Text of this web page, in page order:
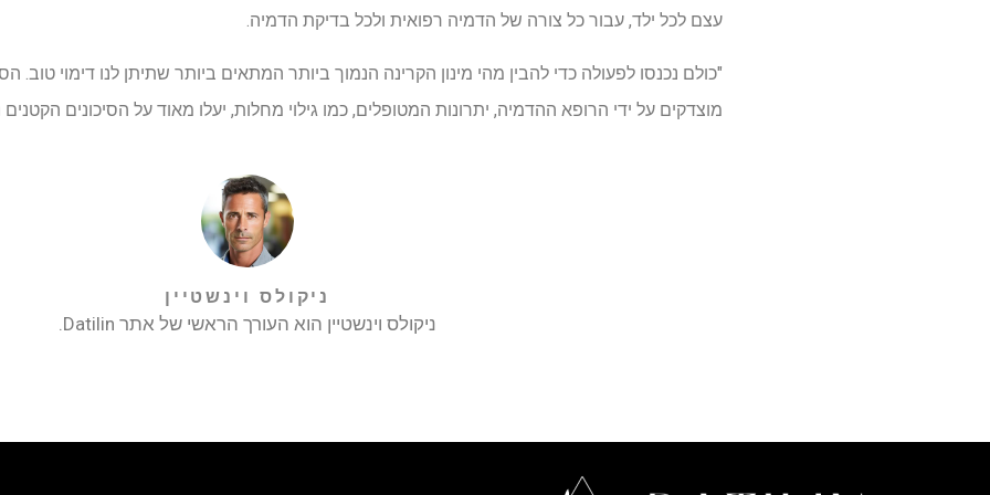
עצם לכל ילד, עבור כל צורה של הדמיה רפואית ולכל בדיקת הדמיה.
"כולם נכנסו לפעולה כדי להבין מהי מינון הקרינה הנמוך ביותר המתאים ביותר שתיתן לנו דימוי טוב.
מוצדקים על ידי הרופא ההדמיה, יתרונות המטופלים, כמו גילוי מחלות, יעלו מאוד על הסיכונים
ניקולס וינשטיין
ניקולס וינשטיין הוא העורך הראשי של אתר Datilin.